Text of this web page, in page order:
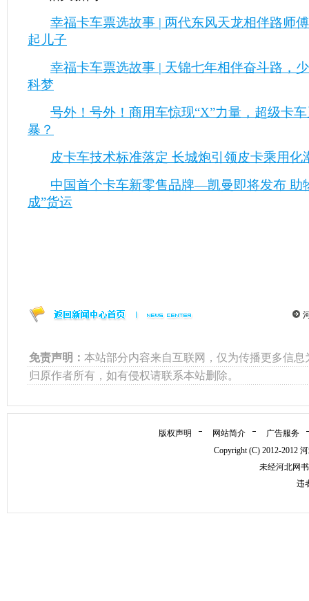
幸福卡车票选故事 | 两代东风天龙相伴路师
起儿子
幸福卡车票选故事 | 天锦七年相伴奋斗路，
科梦
号外！号外！商用车惊现“X”力量，超级卡
暴？
皮卡车技术标准落定 长城炮引领皮卡乘用化
中国首个卡车新零售品牌—凯曼即将发布 助
成”货运
免责声明： 本站部分内容来自互联网，仅为传播更多信息
归原作者所有，如有侵权请联系本站删除。
版权声明 网站简介
广告服务
Copyright (C) 2012-2012
未经河北网
违